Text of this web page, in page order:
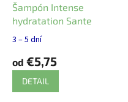
Šampón Intense
hydratation Sante
3 – 5 dní
od €5,75
DETAIL